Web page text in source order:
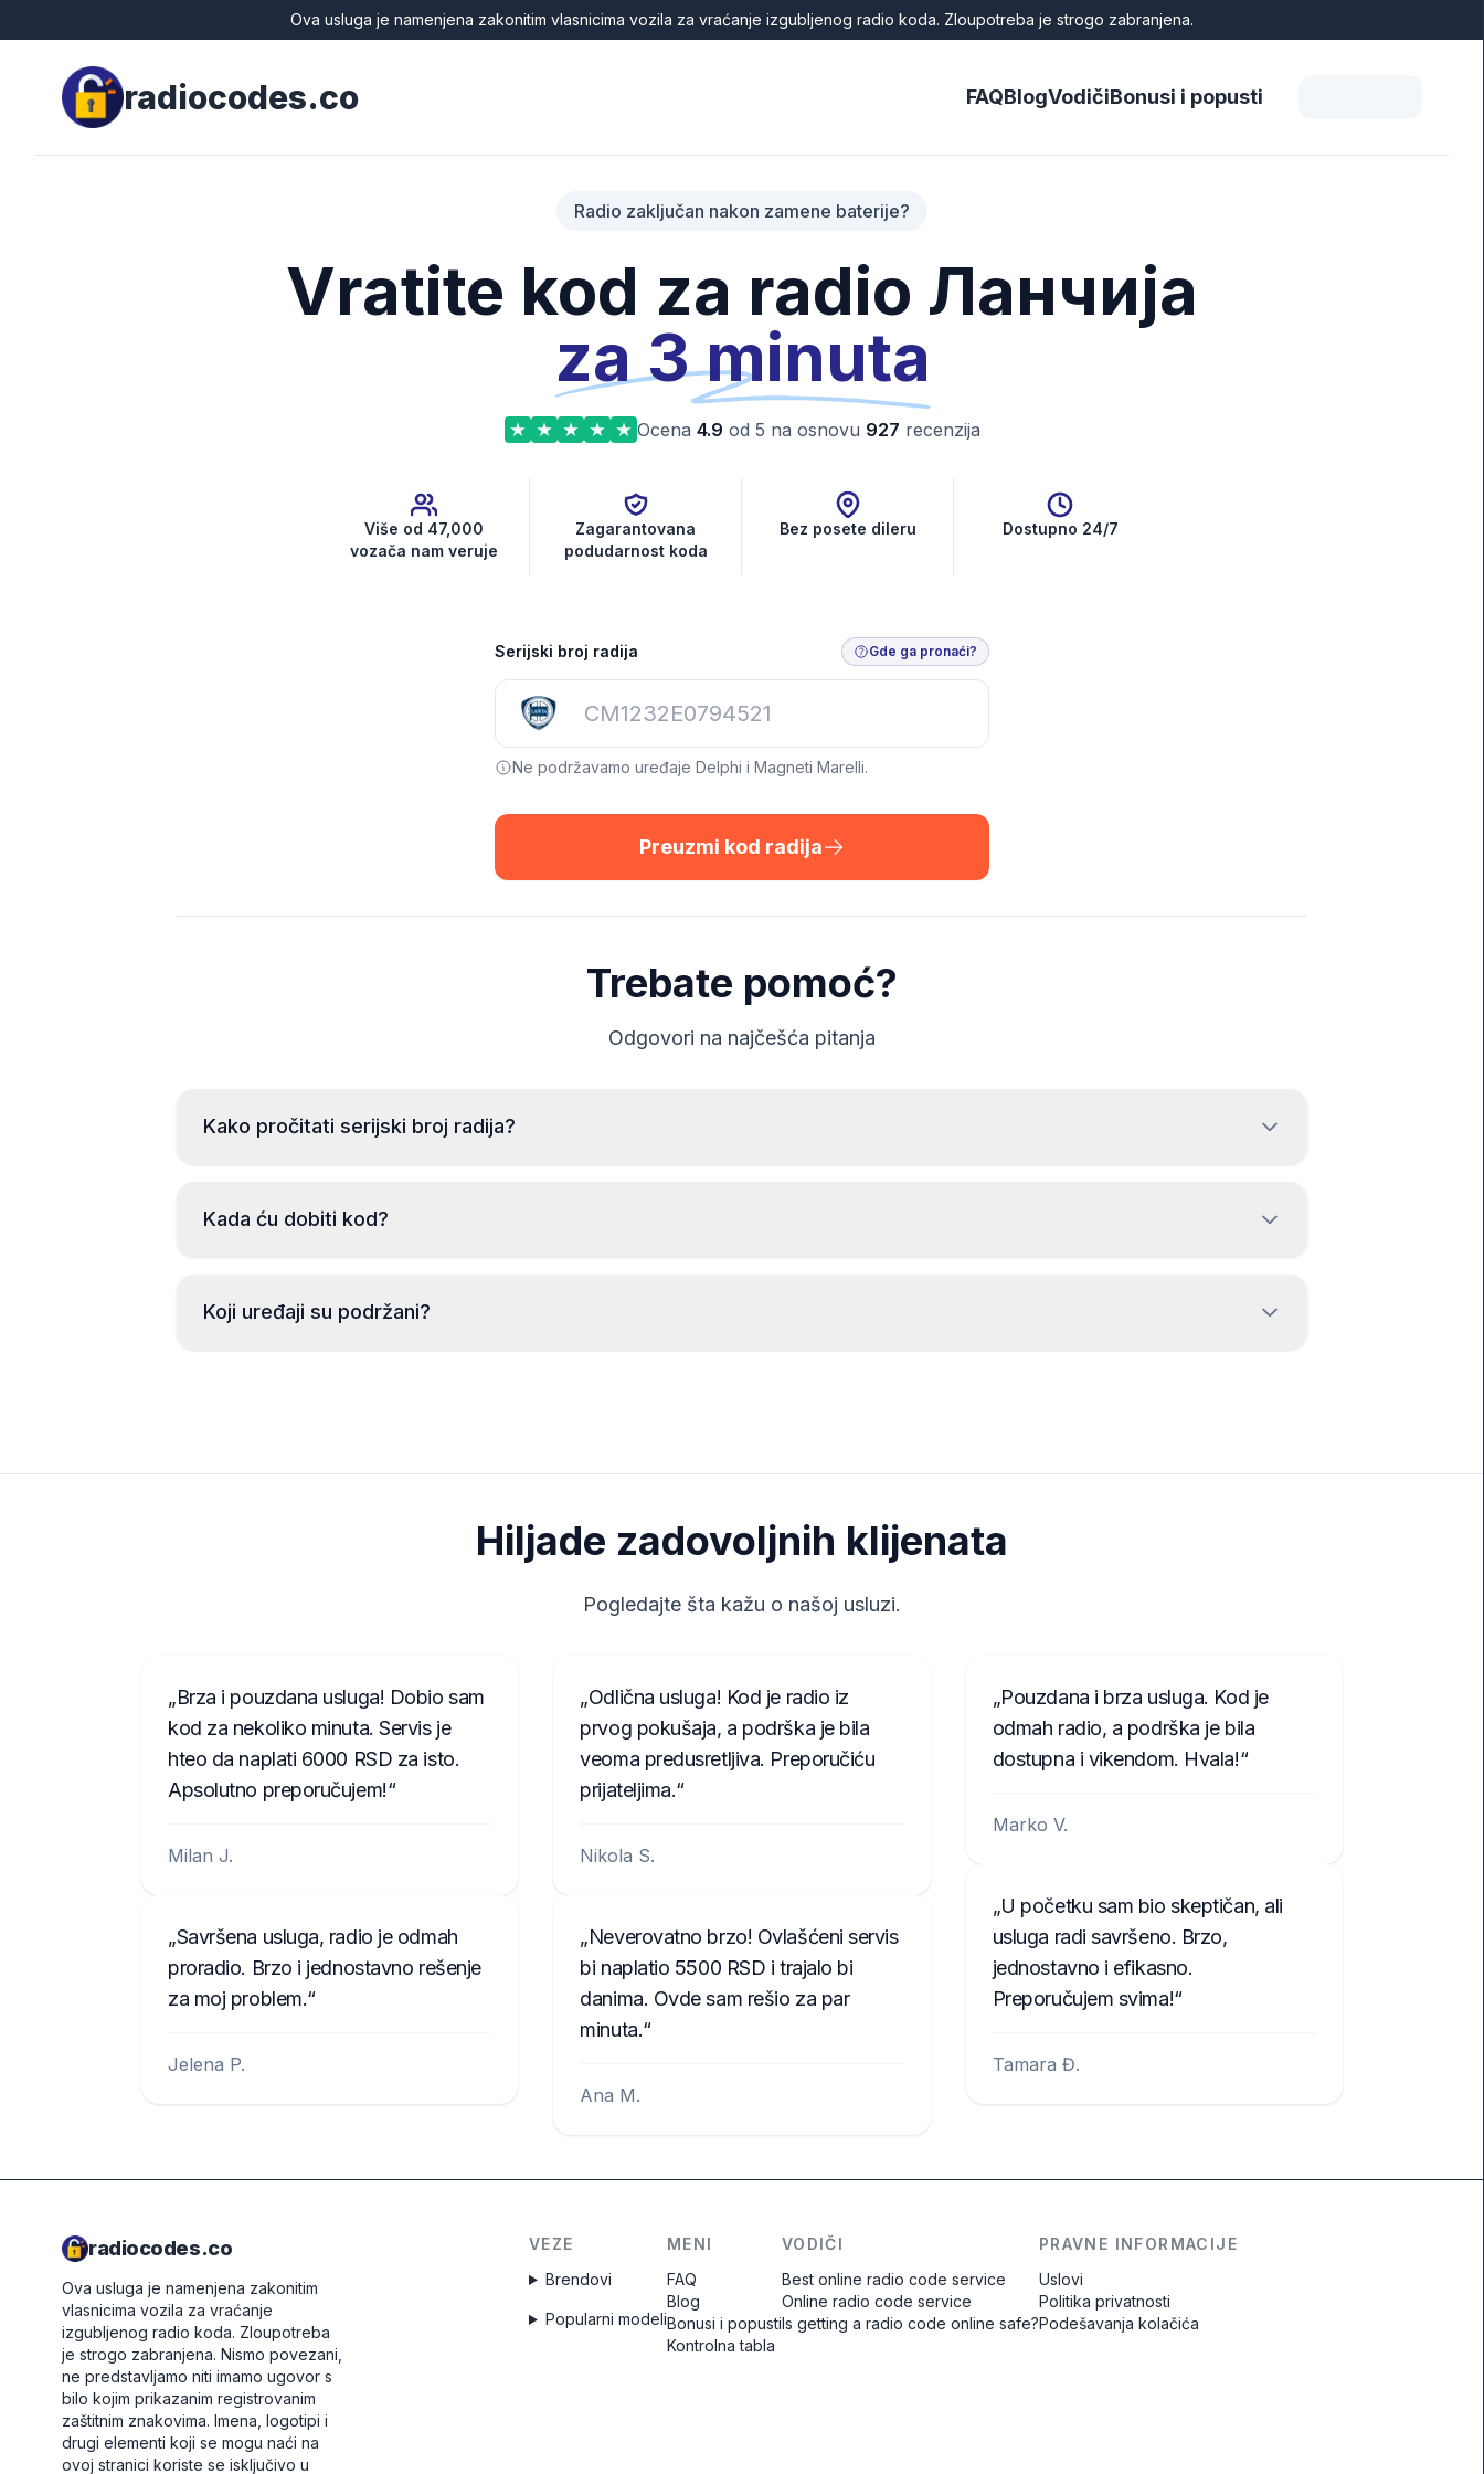
Ova usluga je namenjena zakonitim vlasnicima vozila za vraćanje izgubljenog radio koda. Zloupotreba je strogo zabranjena.
radiocodes.co FAQBlogVodičiBonusi i popusti
Radio zaključan nakon zamene baterije?
Vratite kod za radio Ланчија
za 3 minuta
Ocena 4.9 od 5 na osnovu 927 recenzija
Više od 47,000
vozača nam veruje
Zagarantovana
podudarnost koda
Bez posete dileru Dostupno 24/7
Serijski broj radija Gde ga pronaći?
Ne podržavamo uređaje Delphi i Magneti Marelli.
Preuzmi kod radija
Trebate pomoć?
Odgovori na najčešća pitanja
Kako pročitati serijski broj radija?
ANA008111
Kada ću dobiti kod?
Koji uređaji su podržani?
Hiljade zadovoljnih klijenata
Pogledajte šta kažu o našoj usluzi.
Brza i pouzdana usluga! Dobio sam
kod za nekoliko minuta. Servis je
hteo da naplati 6000 RSD za isto.
Apsolutno preporučujem!
Milan J.
Savršena usluga, radio je odmah
proradio. Brzo i jednostavno rešenje
za moj problem.
Jelena P.
Odlična usluga! Kod je radio iz
prvog pokušaja, a podrška je bila
veoma predusretljiva. Preporučiću
prijateljima.
Nikola S.
Neverovatno brzo! Ovlašćeni servis
bi naplatio 5500 RSD i trajalo bi
danima. Ovde sam rešio za par
minuta.
Ana M.
Pouzdana i brza usluga. Kod je
odmah radio, a podrška je bila
dostupna i vikendom. Hvala!
Marko V.
U početku sam bio skeptičan, ali
usluga radi savršeno. Brzo,
jednostavno i efikasno.
Preporučujem svima!
Tamara Đ.
radiocodes.co
Ova usluga je namenjena zakonitim
vlasnicima vozila za vraćanje
izgubljenog radio koda. Zloupotreba
je strogo zabranjena. Nismo povezani,
ne predstavljamo niti imamo ugovor s
bilo kojim prikazanim registrovanim
zaštitnim znakovima. Imena, logotipi i
drugi elementi koji se mogu naći na
ovoj stranici koriste se isključivo u
VEZE
Brendovi
Popularni modeli
MENI
FAQ
Blog
Bonusi i popusti
Kontrolna tabla
VODIČI
Best online radio code service
Online radio code service
Is getting a radio code online safe?
PRAVNE INFORMACIJE
Uslovi
Politika privatnosti
Podešavanja kolačića